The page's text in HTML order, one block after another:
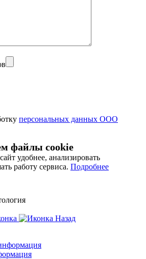
персональных данных ООО
файлы cookie
удобнее, анализировать
работу сервиса. Подробнее
Назад